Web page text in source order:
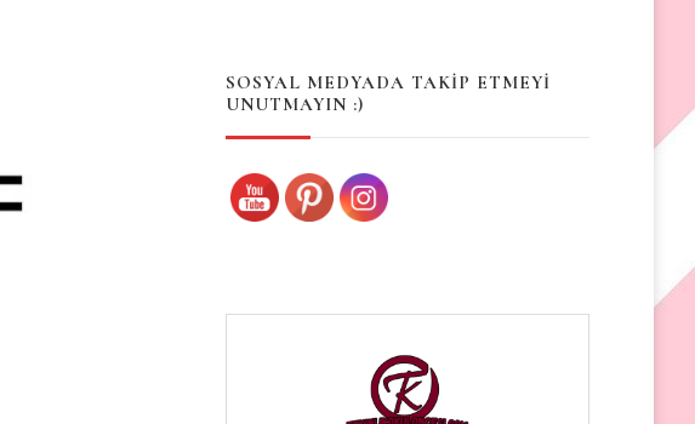
SOSYAL MEDYADA TAKİP ETMEYİ
UNUTMAYIN :)